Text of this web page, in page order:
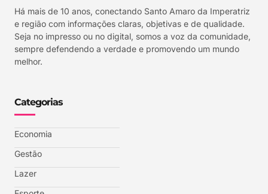
Há mais de 10 anos, conectando Santo Amaro da Imperatriz
e região com informações claras, objetivas e de qualidade.
Seja no impresso ou no digital, somos a voz da comunidade,
sempre defendendo a verdade e promovendo um mundo
melhor.
Categorias
Economia
Gestão
Lazer